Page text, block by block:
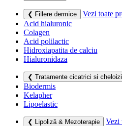
❮ Fillere dermice
Vezi toate
Acid hialuronic
Colagen
Acid polilactic
Hidroxiapatita de calciu
Hialuronidaza
❮ Tratamente cicatrici si cheloizi
Biodermis
Kelapher
Lipoelastic
❮ Lipoliză & Mezoterapie
Vezi